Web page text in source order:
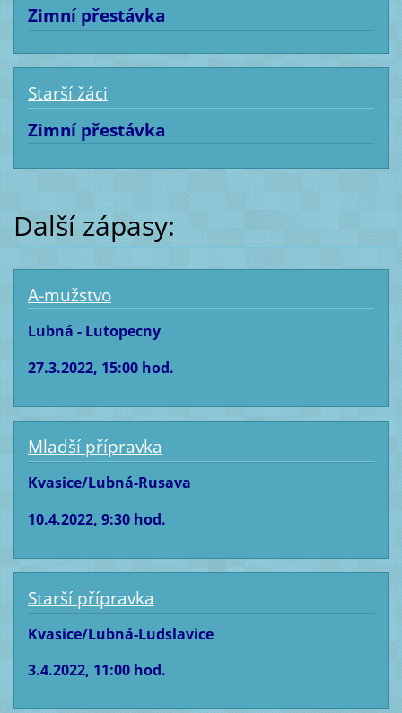
Zimní přestávka
Starší žáci
Zimní přestávka
Další zápasy:
A-mužstvo
Lubná - Lutopecny
27.3.2022, 15:00 hod.
Mladší přípravka
Kvasice/Lubná-Rusava
10.4.2022, 9:30 hod.
Starší přípravka
Kvasice/Lubná-Ludslavice
3.4.2022, 11:00 hod.